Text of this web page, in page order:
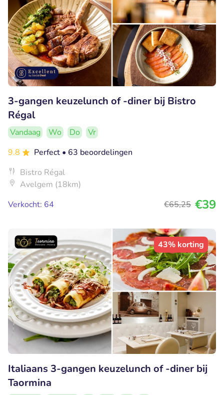
3-gangen keuzelunch of -diner bij Bistro
Régal
Vandaag Wo Do
Vr
9.8
Perfect • 63 beoordelingen
Bistro Régal
Avelgem (18km)
Verkocht: 64
€65,25 €39
43% korting
Italiaans 3-gangen keuzelunch of -diner bij
Taormina